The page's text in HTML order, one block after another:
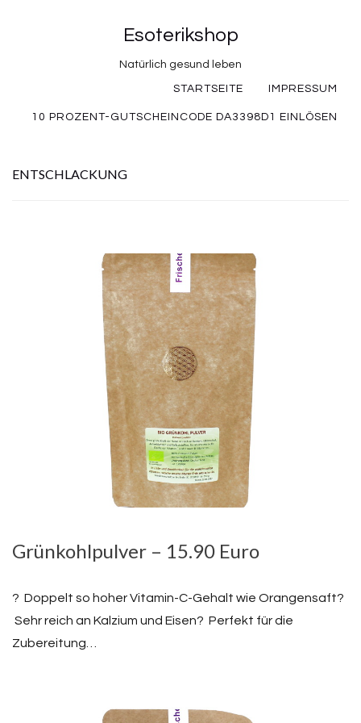
Esoterikshop
Natürlich gesund leben
STARTSEITE IMPRESSUM
10 PROZENT-GUTSCHEINCODE DA3398D1 EINLÖSEN
ENTSCHLACKUNG
Grünkohlpulver – 15.90 Euro
? Doppelt so hoher Vitamin-C-Gehalt wie Orangensaft?
Sehr reich an Kalzium und Eisen? Perfekt für die
Zubereitung…